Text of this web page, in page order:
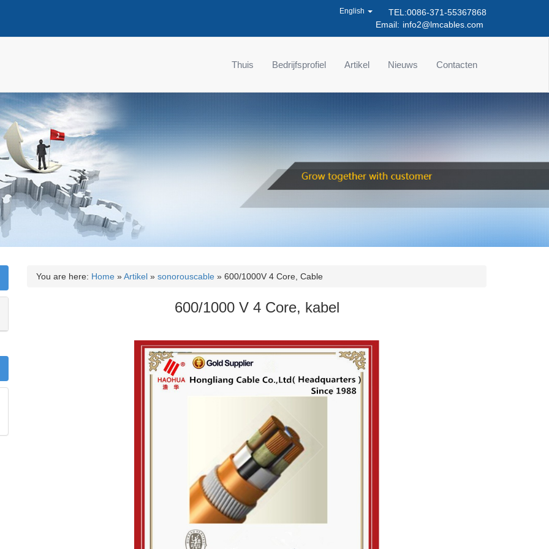
TEL:0086-371-55367868
Email: info2@lmcables.com
English
Thuis Bedrijfsprofiel Artikel Nieuws Contacten
You are here: Home »Artikel » sonorouscable » 600/1000V 4 Core, Cable
600/1000 V 4 Core, kabel